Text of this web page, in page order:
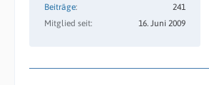
Beiträge
241
Mitglied seit
16. Juni 2009